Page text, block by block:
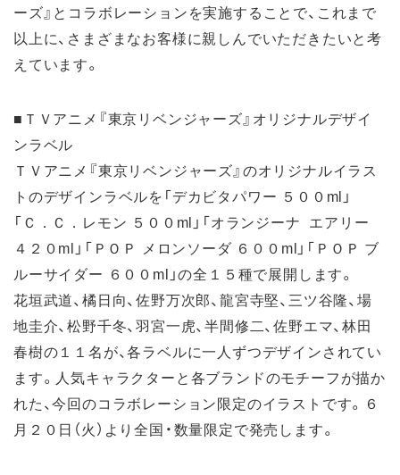
ーズ』とコラボレーションを実施することで、これまで
以上に、さまざまなお客様に親しんでいただきたいと考
えています。
■ＴＶアニメ『東京リベンジャーズ』オリジナルデザイ
ンラベル
ＴＶアニメ『東京リベンジャーズ』のオリジナルイラス
トのデザインラベルを「デカビタパワー ５００ml」
「Ｃ．Ｃ．レモン ５００ml」「オランジーナ エアリー
４２０ml」「ＰＯＰ メロンソーダ ６００ml」「ＰＯＰ ブ
ルーサイダー ６００ml」の全１５種で展開します。
花垣武道、橘日向、佐野万次郎、龍宮寺堅、三ツ谷隆、場
地圭介、松野千冬、羽宮一虎、半間修二、佐野エマ、林田
春樹の１１名が、各ラベルに一人ずつデザインされてい
ます。人気キャラクターと各ブランドのモチーフが描か
れた、今回のコラボレーション限定のイラストです。６
月２０日（火）より全国・数量限定で発売します。